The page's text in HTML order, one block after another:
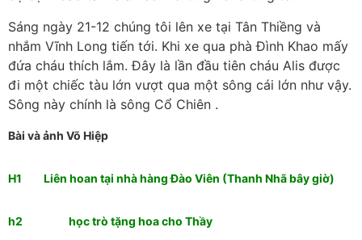
Sáng ngày 21-12 chúng tôi lên xe tại Tân Thiềng và
nhắm Vĩnh Long tiến tới. Khi xe qua phà Đình Khao mấy
đứa cháu thích lắm. Đây là lần đầu tiên cháu Alis được
đi một chiếc tàu lớn vượt qua một sông cái lớn như vậy.
Sông này chính là sông Cổ Chiên .
Bài và ảnh Võ Hiệp
H1 Liên hoan tại nhà hàng Đào Viên (Thanh Nhã bây giờ)
h2 học trò tặng hoa cho Thầy